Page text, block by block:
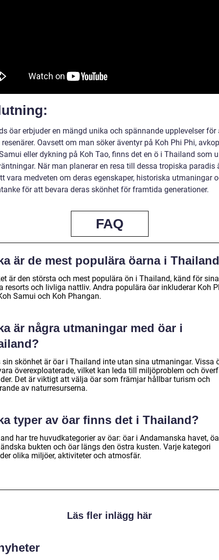
öar erbjuder en mängd unika och spännande upplevelser för
Oavsett om man söker äventyr på Koh Phi Phi,
eller dykning på Koh Tao, finns det en ö i Thailand som
När man planerar en resa till dessa tropiska paradis
vara medveten om deras egenskaper, historiska utmaningar
för att bevara deras skönhet för framtida generationer.
FAQ
är de mest populära öarna i
är den största och mest populära ön i Thailand, känd för sina
resorts och livliga nattliv. Andra populära öar inkluderar Koh
Samui och Koh Phangan.
är några utmaningar med öar i
sin skönhet är öar i Thailand inte utan sina utmaningar. Vissa
överexploaterade, vilket kan leda till miljöproblem och
Det är viktigt att välja öar som främjar hållbar turism och
av naturresurserna.
typer av öar finns det i Thailand?
har tre huvudkategorier av öar: öar i Andamanska havet,
bukten och öar längs den östra kusten. Varje kategori
olika miljöer, aktiviteter och atmosfär.
Läs fler inlägg här